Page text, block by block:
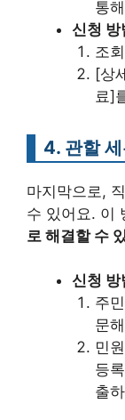
통
신청 방
조
[상
료]
4. 관할
마지막으로,
수 있어요. 이
로 해결할 수
신청 방
주
문
민
등
출